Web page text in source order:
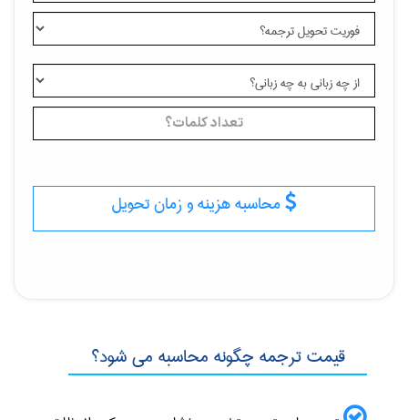
محاسبه هزینه و زمان تحویل
قیمت ترجمه چگونه محاسبه می شود؟